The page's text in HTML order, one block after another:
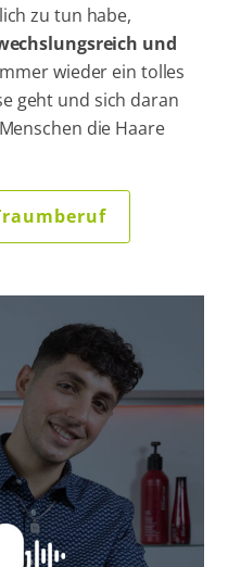
zu tun habe,
und
wieder ein tolles
geht und sich daran
die Haare